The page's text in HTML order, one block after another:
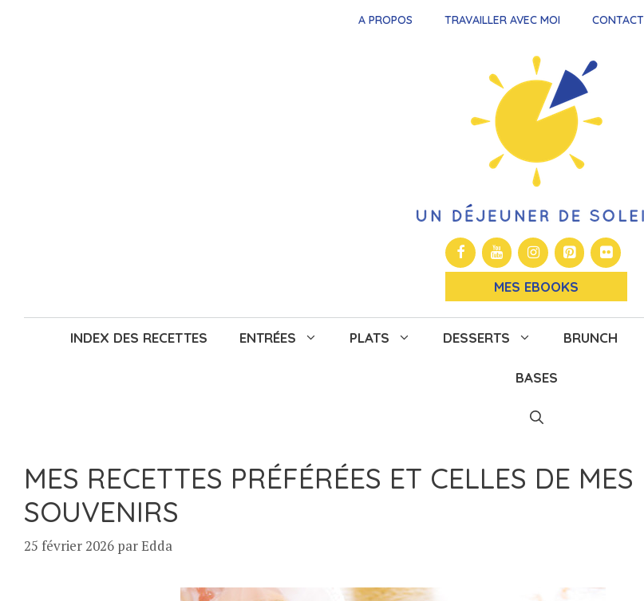
A PROPOS TRAVAILLER AVEC MOI CONTACT
MES EBOOKS
INDEX DES RECETTES ENTRÉES PLATS DESSERTS BRUNCH
BASES
MES RECETTES PRÉFÉRÉES ET CELLES DE MES
SOUVENIRS
25 février 2026 parEdda